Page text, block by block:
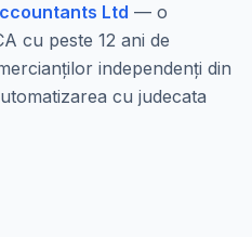
Ltd — o
cu peste 12 ani de
independenți din
cu judecata